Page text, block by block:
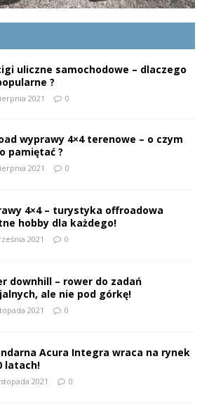
uliczne samochodowe – dlaczego
?
2021 0
wyprawy 4×4 terenowe – o czym
pamiętać ?
2021 0
4×4 – turystyka offroadowa
hobby dla każdego!
2021 0
downhill – rower do zadań
ale nie pod górkę!
2021 0
Acura Integra wraca na rynek
latach!
2021 0